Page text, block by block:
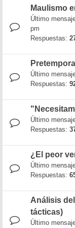
Maulismo
Último
pm
Respuestas:
Último
Respuestas:
Último
Respuestas:
¿El peor
Último
Respuestas:
Análisis
tácticas)
Último